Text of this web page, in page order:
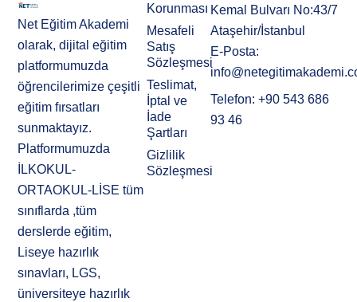
Net Eğitim Akademi
olarak, dijital eğitim
platformumuzda
öğrencilerimize çeşitli
eğitim fırsatları
sunmaktayız.
Platformumuzda
İLKOKUL-
ORTAOKUL-LİSE tüm
sınıflarda ,tüm
derslerde eğitim,
Liseye hazırlık
sınavları, LGS,
üniversiteye hazırlık
Korunması
Mesafeli
Satış
Sözleşmesi
Teslimat,
İptal ve
İade
Şartları
Gizlilik
Sözleşmesi
Kemal Bulvarı No:43/7
Ataşehir/İstanbul
E-Posta:
Telefon: +90 543 686
93 46